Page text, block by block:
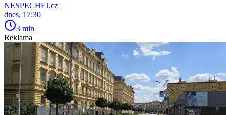
NESPECHEJ.cz
dnes, 17:30
3 min
Reklama